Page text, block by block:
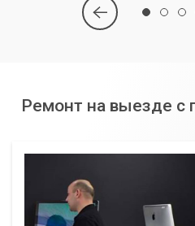
Ремонт на выезде с